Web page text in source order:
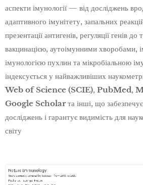
аспекти імунології — від досліджень
адаптивного імунітету, запальних
презентації антигенів, регуляції генів
вакцинацією, аутоімунними хворобами,
імунологією пухлин та мікробіальною
індексується у найважливіших
Web of Science (SCIE), PubMed,
Google Scholarта інші, що
досліджень і гарантує видимість для
світу